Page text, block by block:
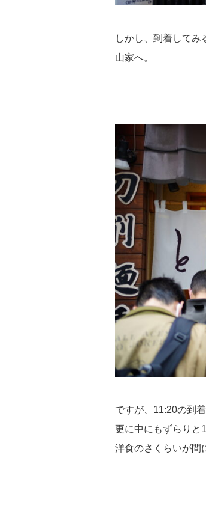
しかし、到着してみ
山家へ。
ですが、11:20の到
更に中にもずらりと
洋食のさくらいが間